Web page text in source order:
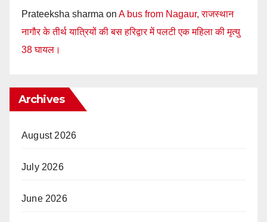
Prateeksha sharma on A bus from Nagaur, राजस्थान
नागौर के तीर्थ यात्रियों की बस हरिद्वार में पलटी एक महिला की मृत्यु
38 घायल।
Archives
August 2026
July 2026
June 2026